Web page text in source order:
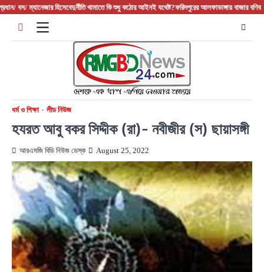
Skip
হিসেবেদুর্নীতি থামাতে কি শুধু কঠোর আইনই যথেষ্ট?ফরিদপুরের আলফাডাঙ্গায় বাজার বণিক সমিতির নতুন
ধর্ম ও শিক্ষা লীড নিউজ
হযরত আবু বকর সিদ্দীক (রা)- নবীজীর (স) ছায়াসঙ্গী
আরএমজি বিডি নিউজ ডেস্ক August 25, 2022